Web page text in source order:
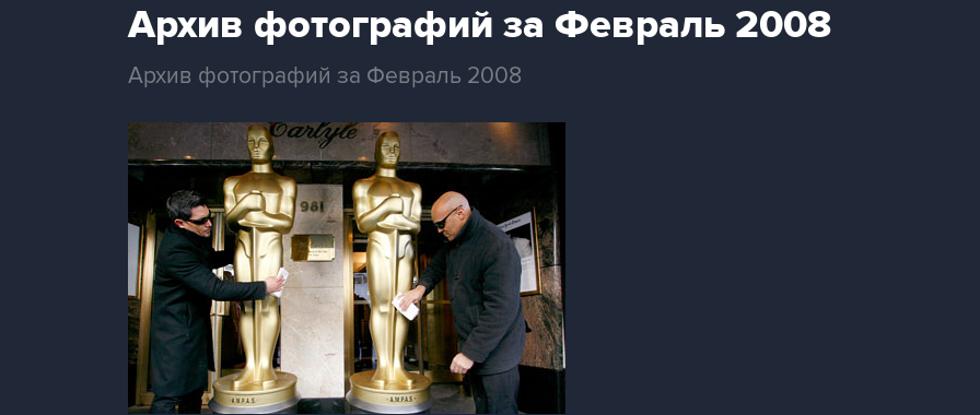
Архив фотографий за Февраль 2008
Архив фотографий за Февраль 2008